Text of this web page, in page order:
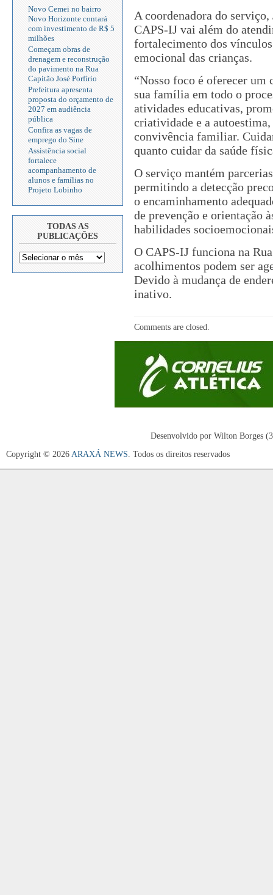
Novo Cemei no bairro
Novo Horizonte contará
com investimento de R$ 5
milhões
Começam obras de
drenagem e reconstrução
do pavimento na Rua
Capitão José Porfírio
Prefeitura apresenta
proposta do orçamento de
2027 em audiência
pública
Confira as vagas de
emprego do Sine
Assistência social
fortalece
acompanhamento de
alunos e famílias no
Projeto Lobinho
TODAS AS
PUBLICAÇÕES
A coordenadora do
CAPS-IJ vai além do
fortalecimento dos
emocional das crianças.
“Nosso foco é oferecer um
sua família em todo o
atividades educativas,
criatividade e a
convivência familiar.
quanto cuidar da saúde
O serviço mantém
permitindo a detecção
o encaminhamento
de prevenção e orientação
habilidades
O CAPS-IJ funciona na
acolhimentos podem ser
Devido à mudança de
inativo.
Comments are closed.
Desenvolvido por Wilton Borges
Copyright © 2026 ARAXÁ NEWS . Todos os direitos reservados